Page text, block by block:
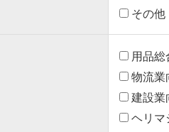
その他
用品総
物流業
建設業
ヘリマ